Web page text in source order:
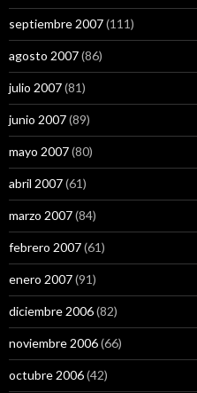
septiembre 2007(111)
agosto 2007(86)
julio 2007(81)
junio 2007(89)
mayo 2007(80)
abril 2007(61)
marzo 2007(84)
febrero 2007(61)
enero 2007(91)
diciembre 2006(82)
noviembre 2006(66)
octubre 2006(42)